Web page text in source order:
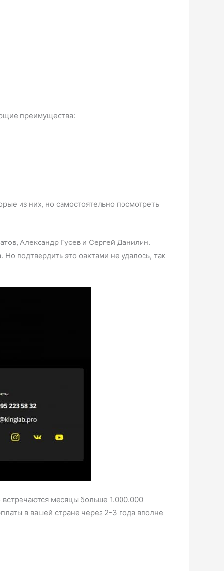
преимущества:
из них, но самостоятельно посмотреть
Александр Гусев и Сергей Данилин.
подтвердить это фактами не удалось, так
месяцы больше 1.000.000
в вашей стране через 2-3 года вполне